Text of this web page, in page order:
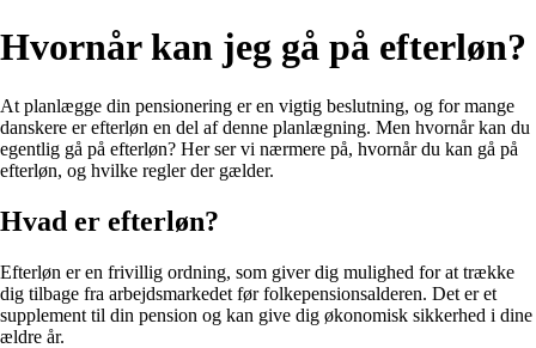
Hvornår kan jeg gå på efterløn?
At planlægge din pensionering er en vigtig beslutning, og for mange
danskere er efterløn en del af denne planlægning. Men hvornår kan du
egentlig gå på efterløn? Her ser vi nærmere på, hvornår du kan gå på
efterløn, og hvilke regler der gælder.
Hvad er efterløn?
Efterløn er en frivillig ordning, som giver dig mulighed for at trække
dig tilbage fra arbejdsmarkedet før folkepensionsalderen. Det er et
supplement til din pension og kan give dig økonomisk sikkerhed i dine
ældre år.